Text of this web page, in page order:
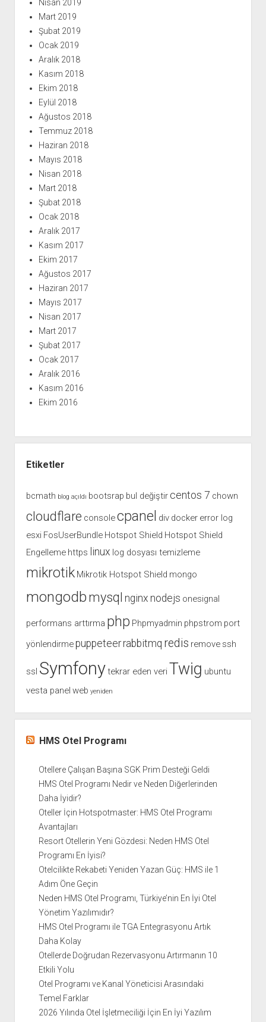
Nisan 2019
Mart 2019
Şubat 2019
Ocak 2019
Aralık 2018
Kasım 2018
Ekim 2018
Eylül 2018
Ağustos 2018
Temmuz 2018
Haziran 2018
Mayıs 2018
Nisan 2018
Mart 2018
Şubat 2018
Ocak 2018
Aralık 2017
Kasım 2017
Ekim 2017
Ağustos 2017
Haziran 2017
Mayıs 2017
Nisan 2017
Mart 2017
Şubat 2017
Ocak 2017
Aralık 2016
Kasım 2016
Ekim 2016
Etiketler
bcmath blog açıldı bootsrap bul değiştir centos 7 chown
cloudflare consolecpanel div docker error log
esxi FosUserBundle Hotspot Shield Hotspot Shield
Engelleme https linux log dosyası temizleme
mikrotik Mikrotik Hotspot Shield mongo
mongodb mysql nginx nodejs onesignal
performans arttırma php Phpmyadmin phpstrom port
yönlendirmepuppeteer rabbitmq redis remove ssh
ssl Symfonytekrar eden veri Twig ubuntu
vesta panel web yeniden
HMS Otel Programı
Otellere Çalışan Başına SGK Prim Desteği Geldi
HMS Otel Programı Nedir ve Neden Diğerlerinden
Daha İyidir?
Oteller İçin Hotspotmaster: HMS Otel Programı
Avantajları
Resort Otellerin Yeni Gözdesi: Neden HMS Otel
Programı En İyisi?
Otelcilikte Rekabeti Yeniden Yazan Güç: HMS ile 1
Adım Öne Geçin
Neden HMS Otel Programı, Türkiye’nin En İyi Otel
Yönetim Yazılımıdır?
HMS Otel Programı ile TGA Entegrasyonu Artık
Daha Kolay
Otellerde Doğrudan Rezervasyonu Artırmanın 10
Etkili Yolu
Otel Programı ve Kanal Yöneticisi Arasındaki
Temel Farklar
2026 Yılında Otel İşletmeciliği İçin En İyi Yazılım